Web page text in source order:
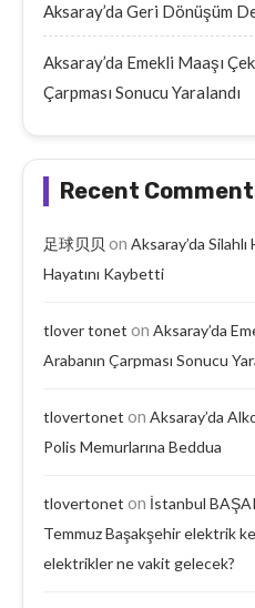
Aksaray’da Geri Dönüşüm
Aksaray’da Emekli Maaşı
Çarpması Sonucu Yaralandı
Recent
足球贝贝 on Aksaray’da
Hayatını Kaybetti
tlover tonet on Aksaray’da
Arabanın Çarpması Sonucu
tlovertonet on Aksaray’da
Polis Memurlarına Beddua
tlovertonet on İstanbul
Temmuz Başakşehir elektrik
elektrikler ne vakit gelecek?